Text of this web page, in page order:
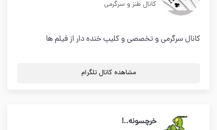
کانال طنز و سرگرمی
کانال سرگرمی و تخصصی و کلیپ خنده دار از فیلم ها
مشاهده کانال تلگرام
خرچسونه..!